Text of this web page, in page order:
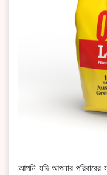
আপনি যদি আপনার